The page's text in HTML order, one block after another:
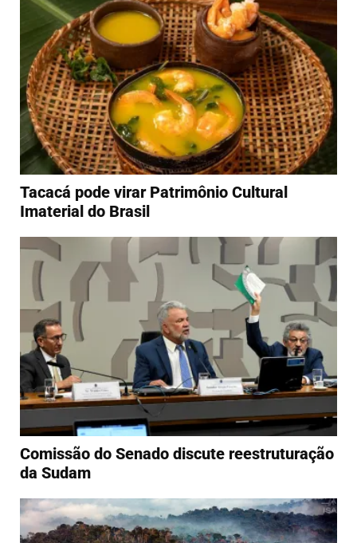
Tacacá pode virar Patrimônio Cultural
Imaterial do Brasil
Comissão do Senado discute reestruturação
da Sudam